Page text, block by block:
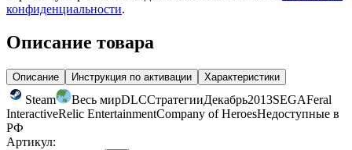
конфиденциальности.
Описание товара
Описание Инструкция по активации Характеристики
Steam Весь мирDLCСтратегииДекабрь2013SEGAFeral
InteractiveRelic EntertainmentCompany of HeroesНедоступные в
РФ
Артикул: